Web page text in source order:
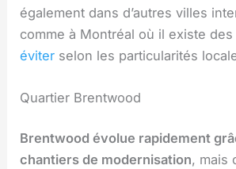
également dans d’autres villes
comme à Montréal où il existe
éviter selon les particularités
Quartier Brentwood
Brentwood évolue rapidement
chantiers de modernisation, mais